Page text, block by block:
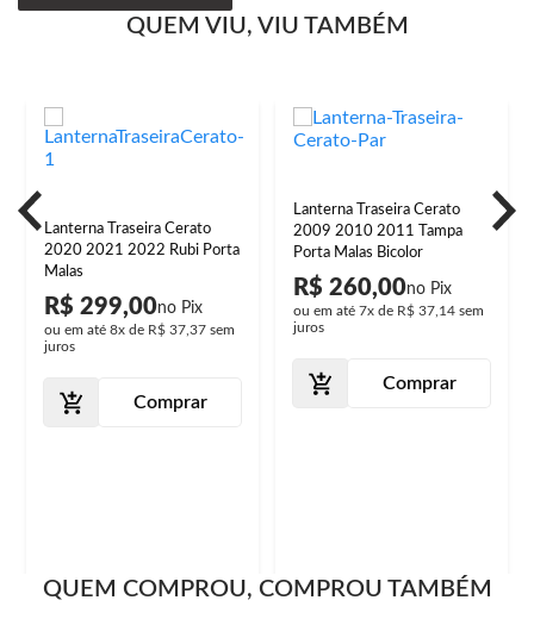
QUEM VIU, VIU TAMBÉM
Lanterna Traseira Cerato
2020 2021 2022 Rubi Porta
Malas
R$ 299,00
ou em até 8x de R$ 37,37 sem
juros
Comprar
Lanterna Traseira Cerato
2009 2010 2011 Tampa
Porta Malas Bicolor
R$ 260,00
ou em até 7x de R$ 37,14 sem
juros
Comprar
QUEM COMPROU, COMPROU TAMBÉM